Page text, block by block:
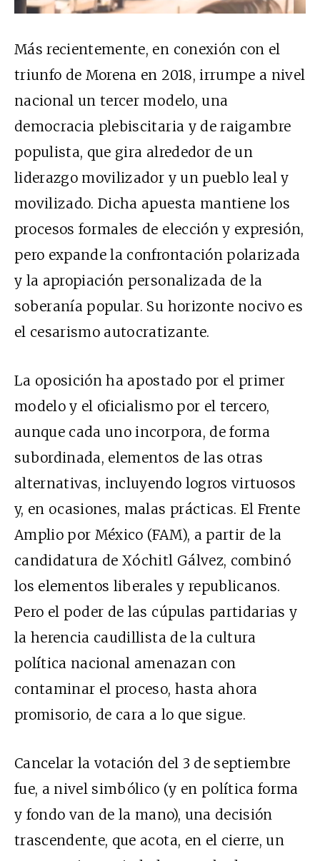
Más recientemente, en conexión con el
triunfo de Morena en 2018, irrumpe a nivel
nacional un tercer modelo, una
democracia plebiscitaria y de raigambre
populista, que gira alrededor de un
liderazgo movilizador y un pueblo leal y
movilizado. Dicha apuesta mantiene los
procesos formales de elección y expresión,
pero expande la confrontación polarizada
y la apropiación personalizada de la
soberanía popular. Su horizonte nocivo es
el cesarismo autocratizante.
La oposición ha apostado por el primer
modelo y el oficialismo por el tercero,
aunque cada uno incorpora, de forma
subordinada, elementos de las otras
alternativas, incluyendo logros virtuosos
y, en ocasiones, malas prácticas. El Frente
Amplio por México (FAM), a partir de la
candidatura de Xóchitl Gálvez, combinó
los elementos liberales y republicanos.
Pero el poder de las cúpulas partidarias y
la herencia caudillista de la cultura
política nacional amenazan con
contaminar el proceso, hasta ahora
promisorio, de cara a lo que sigue.
Cancelar la votación del 3 de septiembre
fue, a nivel simbólico (y en política forma
y fondo van de la mano), una decisión
trascendente, que acota, en el cierre, un